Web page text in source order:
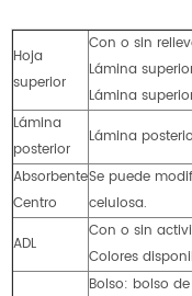
Hoja
superior
Con o sin
Lámina
Lámina
Lámina
posterior
Lámina
Absorbente
Centro
Se puede
celulosa.
ADL
Con o sin
Colores
Bolso: bolso